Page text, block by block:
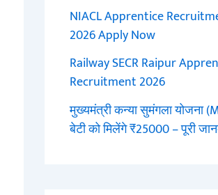
NIACL Apprentice
2026 Apply Now
Railway SECR Raipur
Recruitment 2026
मुख्यमंत्री कन्या सुमंगला योजना
बेटी को मिलेंगे ₹25000 – पूरी